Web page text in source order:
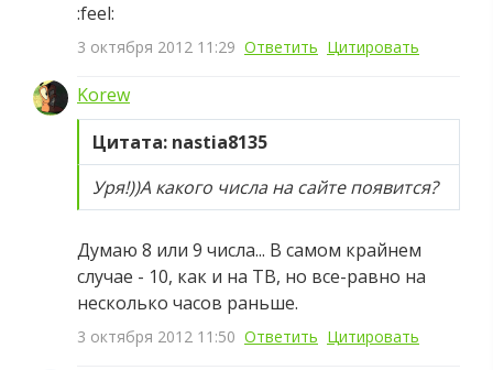
:feel:
3 октября 2012 11:29 Ответить Цитировать
Korew
Цитата: nastia8135
Уря!))А какого числа на сайте появится?
Думаю 8 или 9 числа... В самом крайнем
случае - 10, как и на ТВ, но все-равно на
несколько часов раньше.
3 октября 2012 11:50 Ответить Цитировать